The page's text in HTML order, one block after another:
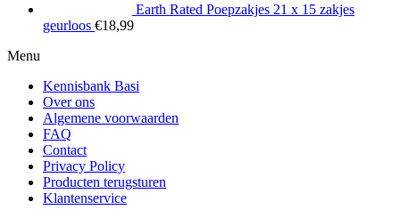
Earth Rated Poepzakjes 21 x 15 zakjes
geurloos €18,99
Menu
Kennisbank Basi
Over ons
Algemene voorwaarden
FAQ
Contact
Privacy Policy
Producten terugsturen
Klantenservice